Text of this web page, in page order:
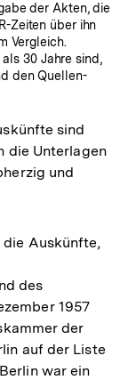
der Akten, die
Zeiten über ihn
Vergleich.
30 Jahre sind,
den Quellen-
sind
die Unterlagen
und
die Auskünfte,
des
1957
der
auf der Liste
war ein